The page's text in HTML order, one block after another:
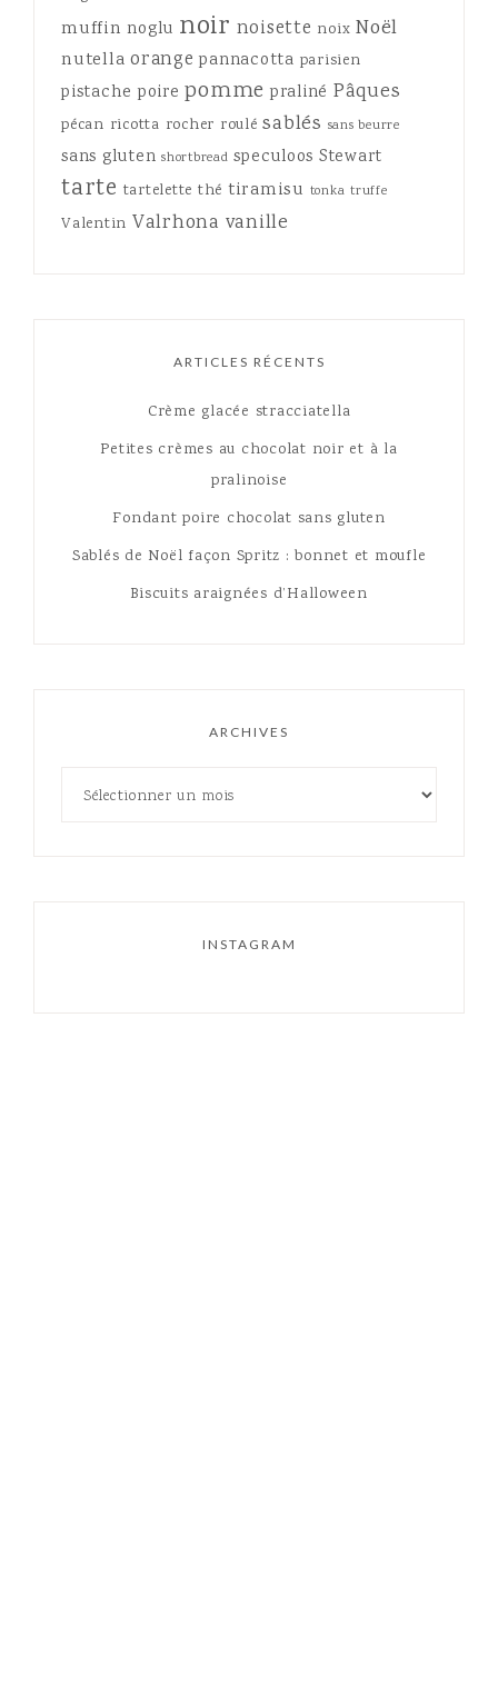
muffin noglu noir noisette noix Noël
nutella orange pannacotta parisien
pistache poire pomme praliné Pâques
pécan ricotta rocher roulé sablés sans beurre
sans gluten shortbread speculoos Stewart
tarte tartelette thé tiramisu tonka truffe
Valentin Valrhona vanille
ARTICLES RÉCENTS
Crème glacée stracciatella
Petites crèmes au chocolat noir et à la
pralinoise
Fondant poire chocolat sans gluten
Sablés de Noël façon Spritz : bonnet et moufle
Biscuits araignées d’Halloween
ARCHIVES
INSTAGRAM